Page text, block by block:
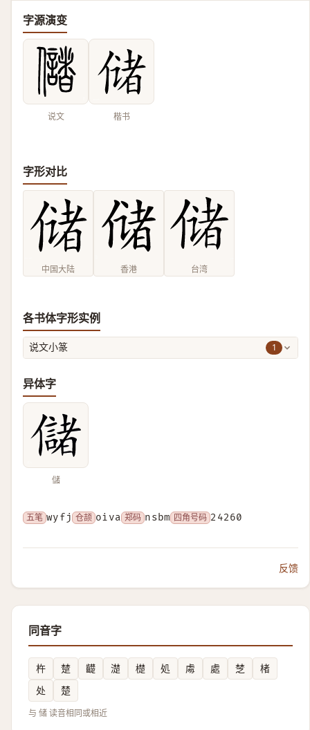
字源演变
说文 楷书
字形对比
中国大陆 香港 台湾
各书体字形实例
说文小篆 1
异体字
儲
五笔 wyfj 仓颉 oiva 郑码 nsbm 四角号码 24260
反馈
同音字
杵 䠂 齼 濋 檚 処 䖏 處 椘
楮
处
楚
与 储 读音相同或相近